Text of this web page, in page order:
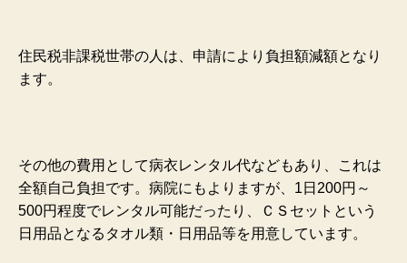
住民税非課税世帯の人は、申請により負担額減額となり
ます。
その他の費用として病衣レンタル代などもあり、これは
全額自己負担です。病院にもよりますが、1日200円～
500円程度でレンタル可能だったり、
ＣＳセットという
日用品となるタオル類・日用品等を用意しています。